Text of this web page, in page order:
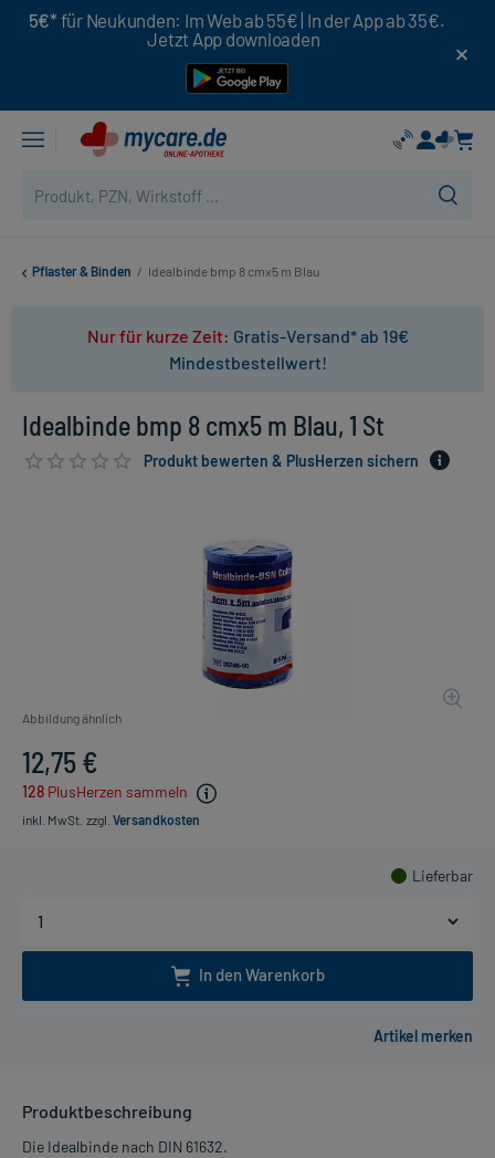
5€* für Neukunden: Im Web ab 55€ | In der App ab 35€.
Jetzt App downloaden
Pflaster & Binden / Idealbinde bmp 8 cmx5 m Blau
Nur für kurze Zeit: Gratis-Versand* ab 19€
Mindestbestellwert!
Idealbinde bmp 8 cmx5 m Blau, 1 St
Produkt bewerten & PlusHerzen sichern
Abbildung ähnlich
12,75 €
128 PlusHerzen sammeln
inkl. MwSt. zzgl. Versandkosten
Lieferbar
In den Warenkorb
Produktbeschreibung
Die Idealbinde nach DIN 61632.